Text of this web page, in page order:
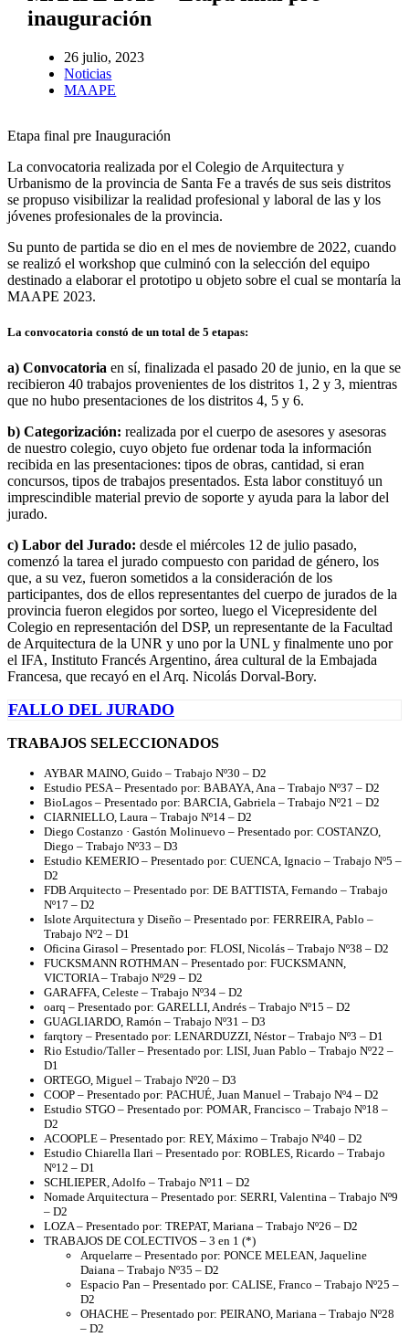
inauguración
26 julio, 2023
Noticias
MAAPE
Etapa final pre Inauguración
La convocatoria realizada por el Colegio de Arquitectura y
Urbanismo de la provincia de Santa Fe a través de sus seis distritos
se propuso visibilizar la realidad profesional y laboral de las y los
jóvenes profesionales de la provincia.
Su punto de partida se dio en el mes de noviembre de 2022, cuando
se realizó el workshop que culminó con la selección del equipo
destinado a elaborar el prototipo u objeto sobre el cual se montaría la
MAAPE 2023.
La convocatoria constó de un total de 5 etapas:
a) Convocatoria en sí, finalizada el pasado 20 de junio, en la que se
recibieron 40 trabajos provenientes de los distritos 1, 2 y 3, mientras
que no hubo presentaciones de los distritos 4, 5 y 6.
b) Categorización: realizada por el cuerpo de asesores y asesoras
de nuestro colegio, cuyo objeto fue ordenar toda la información
recibida en las presentaciones: tipos de obras, cantidad, si eran
concursos, tipos de trabajos presentados. Esta labor constituyó un
imprescindible material previo de soporte y ayuda para la labor del
jurado.
c) Labor del Jurado: desde el miércoles 12 de julio pasado,
comenzó la tarea el jurado compuesto con paridad de género, los
que, a su vez, fueron sometidos a la consideración de los
participantes, dos de ellos representantes del cuerpo de jurados de la
provincia fueron elegidos por sorteo, luego el Vicepresidente del
Colegio en representación del DSP, un representante de la Facultad
de Arquitectura de la UNR y uno por la UNL y finalmente uno por
el IFA, Instituto Francés Argentino, área cultural de la Embajada
Francesa, que recayó en el Arq. Nicolás Dorval-Bory.
FALLO DEL JURADO
TRABAJOS SELECCIONADOS
AYBAR MAINO, Guido – Trabajo Nº30 – D2
Estudio PESA – Presentado por: BABAYA, Ana – Trabajo Nº37 – D2
BioLagos – Presentado por: BARCIA, Gabriela – Trabajo Nº21 – D2
CIARNIELLO, Laura – Trabajo Nº14 – D2
Diego Costanzo · Gastón Molinuevo – Presentado por: COSTANZO,
Diego – Trabajo Nº33 – D3
Estudio KEMERIO – Presentado por: CUENCA, Ignacio – Trabajo Nº5 –
D2
FDB Arquitecto – Presentado por: DE BATTISTA, Fernando – Trabajo
Nº17 – D2
Islote Arquitectura y Diseño – Presentado por: FERREIRA, Pablo –
Trabajo Nº2 – D1
Oficina Girasol – Presentado por: FLOSI, Nicolás – Trabajo Nº38 – D2
FUCKSMANN ROTHMAN – Presentado por: FUCKSMANN,
VICTORIA – Trabajo Nº29 – D2
GARAFFA, Celeste – Trabajo Nº34 – D2
oarq – Presentado por: GARELLI, Andrés – Trabajo Nº15 – D2
GUAGLIARDO, Ramón – Trabajo Nº31 – D3
farqtory – Presentado por: LENARDUZZI, Néstor – Trabajo Nº3 – D1
Rio Estudio/Taller – Presentado por: LISI, Juan Pablo – Trabajo Nº22 –
D1
ORTEGO, Miguel – Trabajo Nº20 – D3
COOP – Presentado por: PACHUÉ, Juan Manuel – Trabajo Nº4 – D2
Estudio STGO – Presentado por: POMAR, Francisco – Trabajo Nº18 –
D2
ACOOPLE – Presentado por: REY, Máximo – Trabajo Nº40 – D2
Estudio Chiarella Ilari – Presentado por: ROBLES, Ricardo – Trabajo
Nº12 – D1
SCHLIEPER, Adolfo – Trabajo Nº11 – D2
Nomade Arquitectura – Presentado por: SERRI, Valentina – Trabajo Nº9
– D2
LOZA – Presentado por: TREPAT, Mariana – Trabajo Nº26 – D2
TRABAJOS DE COLECTIVOS – 3 en 1 (*)
Arquelarre – Presentado por: PONCE MELEAN, Jaqueline
Daiana – Trabajo Nº35 – D2
Espacio Pan – Presentado por: CALISE, Franco – Trabajo Nº25 –
D2
OHACHE – Presentado por: PEIRANO, Mariana – Trabajo Nº28
– D2